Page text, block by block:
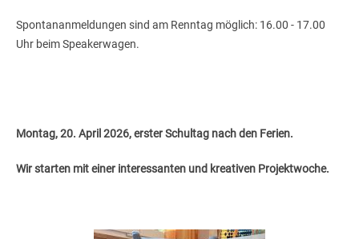
Spontananmeldungen sind am Renntag möglich: 16.00 - 17.00
Uhr beim Speakerwagen.
Montag, 20. April 2026, erster Schultag nach den Ferien.
Wir starten mit einer interessanten und kreativen Projektwoche.